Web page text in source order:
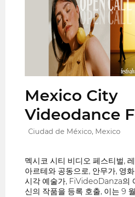
Mexico City
Videodance
Ciudad de México, Mexico
멕시코 시티 비디오 페스티벌,
아르테와 공동으로, 안무가, 영
시각 예술가, FiVideoDanza의
신의 작품을 등록 호출, 이는 9